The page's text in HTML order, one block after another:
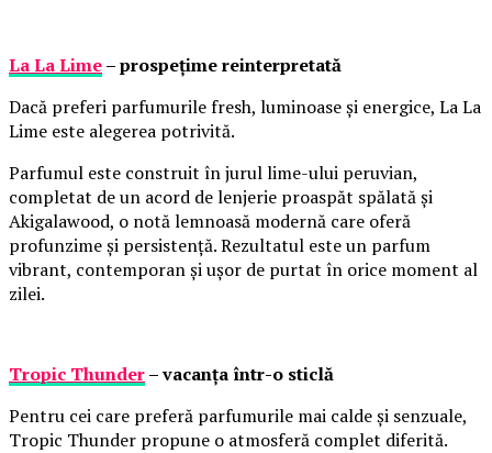
La La Lime– prospețime reinterpretată
Dacă preferi parfumurile fresh, luminoase și energice, La La
Lime este alegerea potrivită.
Parfumul este construit în jurul lime-ului peruvian,
completat de un acord de lenjerie proaspăt spălată și
Akigalawood, o notă lemnoasă modernă care oferă
profunzime și persistență. Rezultatul este un parfum
vibrant, contemporan și ușor de purtat în orice moment al
zilei.
Tropic Thunder– vacanța într-o sticlă
Pentru cei care preferă parfumurile mai calde și senzuale,
Tropic Thunder propune o atmosferă complet diferită.